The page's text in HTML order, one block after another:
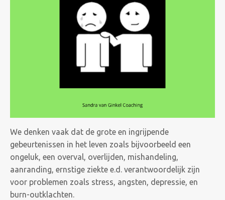
We denken vaak dat de grote en ingrijpende
gebeurtenissen in het leven zoals bijvoorbeeld een
ongeluk, een overval, overlijden, mishandeling,
aanranding, ernstige ziekte e.d. verantwoordelijk zijn
voor problemen zoals stress, angsten, depressie, en
burn-outklachten.